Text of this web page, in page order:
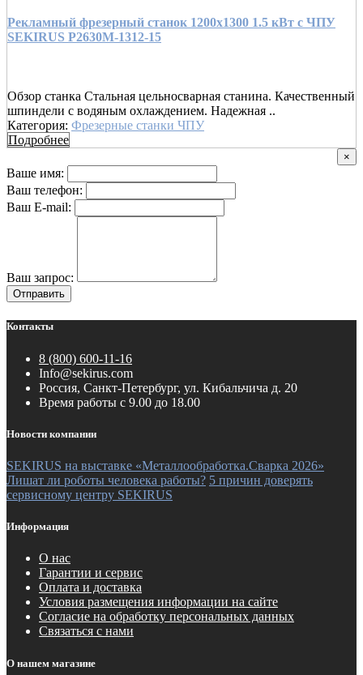
Рекламный фрезерный станок 1200x1300 1.5 кВт с ЧПУ
SEKIRUS P2630M-1312-15
Обзор станка Стальная цельносварная станина. Качественный
шпиндели с водяным охлаждением. Надежная ..
Категория: Фрезерные станки ЧПУ
Подробнее
×
Ваше имя:
Ваш телефон:
Ваш E-mail:
Ваш запрос:
Отправить
Контакты
8 (800) 600-11-16
Info@sekirus.com
Россия, Санкт-Петербург, ул. Кибальчича д. 20
Время работы с 9.00 до 18.00
Новости компании
SEKIRUS на выставке «Металлообработка.Сварка 2026»
Лишат ли роботы человека работы? 5 причин доверять
сервисному центру SEKIRUS
Информация
О нас
Гарантии и сервис
Оплата и доставка
Условия размещения информации на сайте
Согласие на обработку персональных данных
Связаться с нами
О нашем магазине